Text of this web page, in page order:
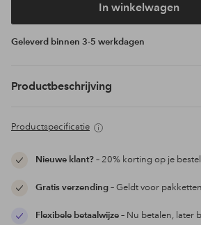
In winkelwagen
Geleverd binnen 3-5 werkdagen
Productbeschrijving
Productspecificatie
Nieuwe klant?– 20% korting op je
Gratis verzending– Geldt voor
Flexibele betaalwijze– Nu betalen, later